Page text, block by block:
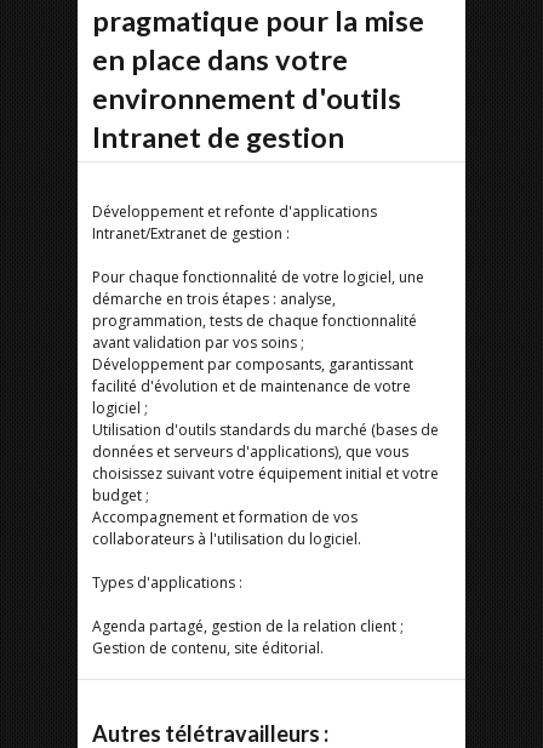
pragmatique pour la mise
en place dans votre
environnement d'outils
Intranet de gestion
Développement et refonte d'applications
Intranet/Extranet de gestion :
Pour chaque fonctionnalité de votre logiciel, une
démarche en trois étapes : analyse,
programmation, tests de chaque fonctionnalité
avant validation par vos soins ;
Développement par composants, garantissant
facilité d'évolution et de maintenance de votre
logiciel ;
Utilisation d'outils standards du marché (bases de
données et serveurs d'applications), que vous
choisissez suivant votre équipement initial et votre
budget ;
Accompagnement et formation de vos
collaborateurs à l'utilisation du logiciel.
Types d'applications :
Agenda partagé, gestion de la relation client ;
Gestion de contenu, site éditorial.
Autres télétravailleurs :